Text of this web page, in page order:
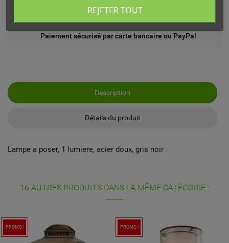
Echange ou remboursement possible sous 14 jours
Paiement sécurisé par carte bancaire ou PayPal
Description
Détails du produit
Lampe a poser, 1 lumiere, acier doux, gris noir
16 AUTRES PRODUITS DANS LA MÊME CATÉGORIE :
PROMO ! PROMO !
REJETER TOUT